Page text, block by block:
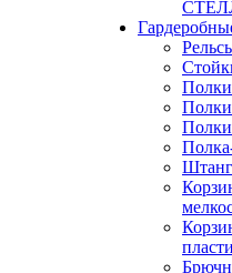
Полки
Полки